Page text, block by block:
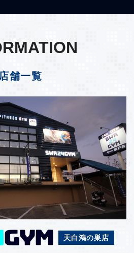
店舗一覧
天白鴻の巣店